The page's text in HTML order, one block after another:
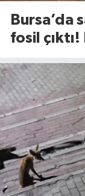
Bursa’da
fosil